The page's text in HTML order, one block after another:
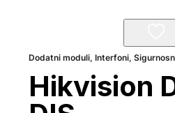
Dodatni moduli,Interfoni,
Hikvision